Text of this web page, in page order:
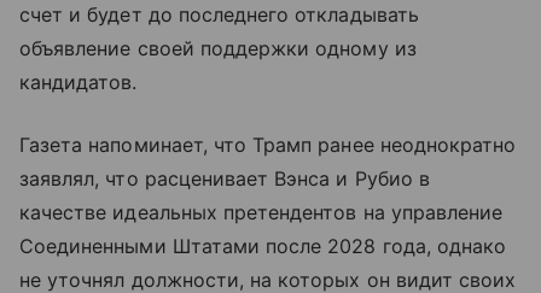
счет и будет до последнего откладывать
объявление своей поддержки одному из
кандидатов.
Газета напоминает, что Трамп ранее неоднократно
заявлял, что расценивает Вэнса и Рубио в
качестве идеальных претендентов на управление
Соединенными Штатами после 2028 года, однако
не уточнял должности, на которых он видит своих